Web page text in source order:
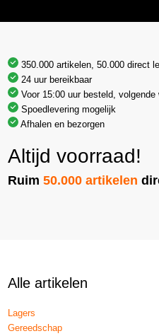
350.000 artikelen, 50.000 direct
24 uur bereikbaar
Voor 15:00 uur besteld, volgende
Spoedlevering mogelijk
Afhalen en bezorgen
Altijd voorraad!
Ruim50.000 artikelen
Alle artikelen
Lagers
Gereedschap